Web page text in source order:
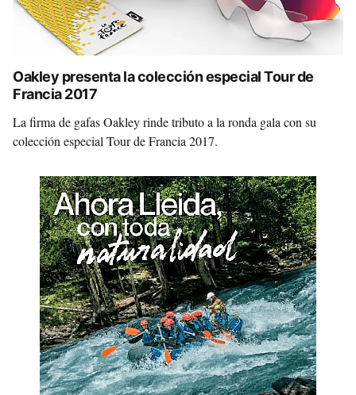
Oakley presenta la colección especial Tour de
Francia 2017
La firma de gafas Oakley rinde tributo a la ronda gala con su
colección especial Tour de Francia 2017.